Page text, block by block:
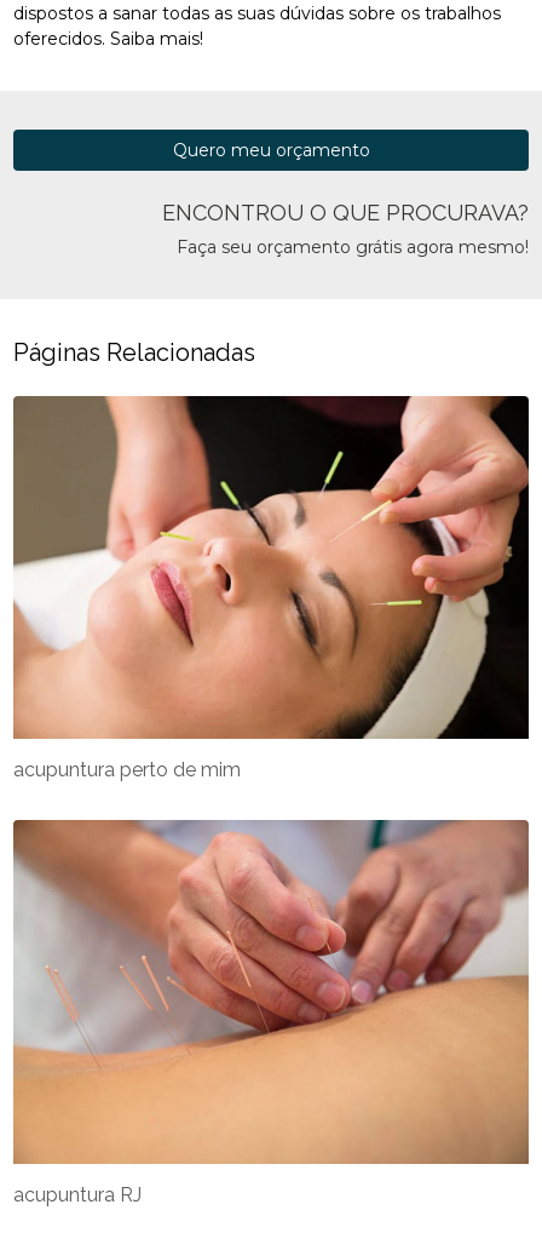
dispostos a sanar todas as suas dúvidas sobre os trabalhos
oferecidos. Saiba mais!
ENCONTROU O QUE PROCURAVA?
Faça seu orçamento grátis agora mesmo!
Quero meu orçamento
Páginas Relacionadas
acupuntura RJ
acupuntura perto de mim